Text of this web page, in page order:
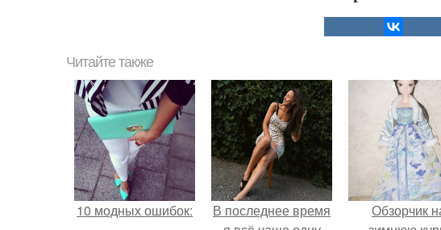
Читайте также
10 модных ошибок:
В последнее время
Обзорчик